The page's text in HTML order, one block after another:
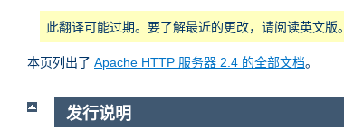
此翻译可能过期。要了解最近的更改，请阅读英文版。
本页列出了 Apache HTTP 服务器 2.4 的全部文档。
发行说明